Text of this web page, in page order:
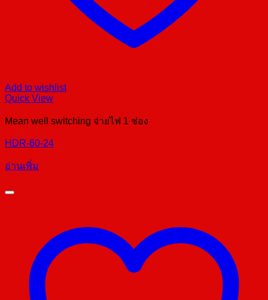
Add to wishlist
Quick View
Mean well switching จ่ายไฟ 1 ช่อง
HDR-60-24
อ่านเพิ่ม